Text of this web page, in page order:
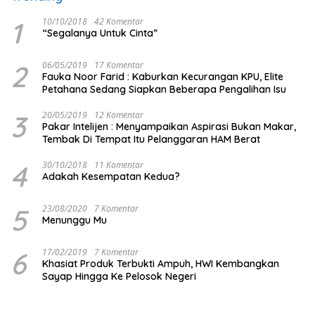
1 10/10/2018 42 Komentar
“Segalanya Untuk Cinta”
2 06/05/2019 17 Komentar
Fauka Noor Farid : Kaburkan Kecurangan KPU, Elite
Petahana Sedang Siapkan Beberapa Pengalihan Isu
3 20/05/2019 12 Komentar
Pakar Intelijen : Menyampaikan Aspirasi Bukan Makar,
Tembak Di Tempat Itu Pelanggaran HAM Berat
4 30/10/2018 11 Komentar
Adakah Kesempatan Kedua?
5 23/08/2020 7 Komentar
Menunggu Mu
6 17/02/2019 7 Komentar
Khasiat Produk Terbukti Ampuh, HWI Kembangkan
Sayap Hingga Ke Pelosok Negeri